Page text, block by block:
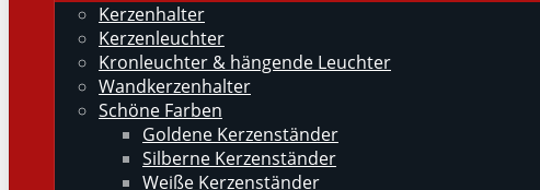
Kerzenhalter
Kerzenleuchter
Kronleuchter & hängende Leuchter
Wandkerzenhalter
Schöne Farben
Goldene Kerzenständer
Silberne Kerzenständer
Weiße Kerzenständer